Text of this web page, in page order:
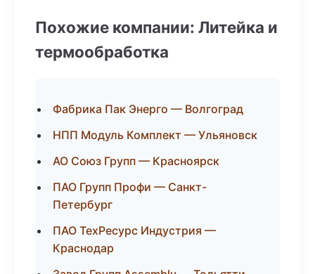
Похожие компании: Литейка и
термообработка
Фабрика Пак Энерго — Волгоград
НПП Модуль Комплект — Ульяновск
АО Союз Групп — Красноярск
ПАО Групп Профи — Санкт-
Петербург
ПАО ТехРесурс Индустрия —
Краснодар